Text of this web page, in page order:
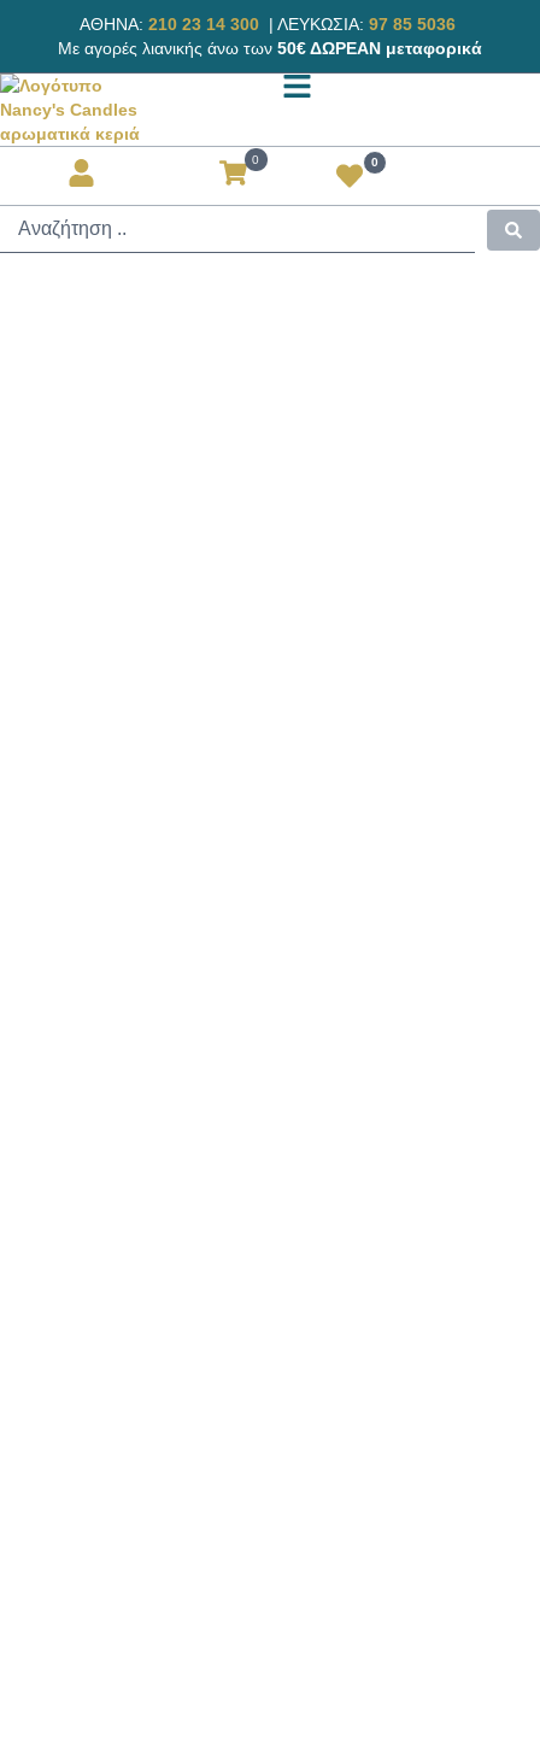
ΑΘΗΝΑ: 210 23 14 300 | ΛΕΥΚΩΣΙΑ: 97 85 5036
Με αγορές λιανικής άνω των 50€ ΔΩΡΕΑΝ μεταφορικά
0 0